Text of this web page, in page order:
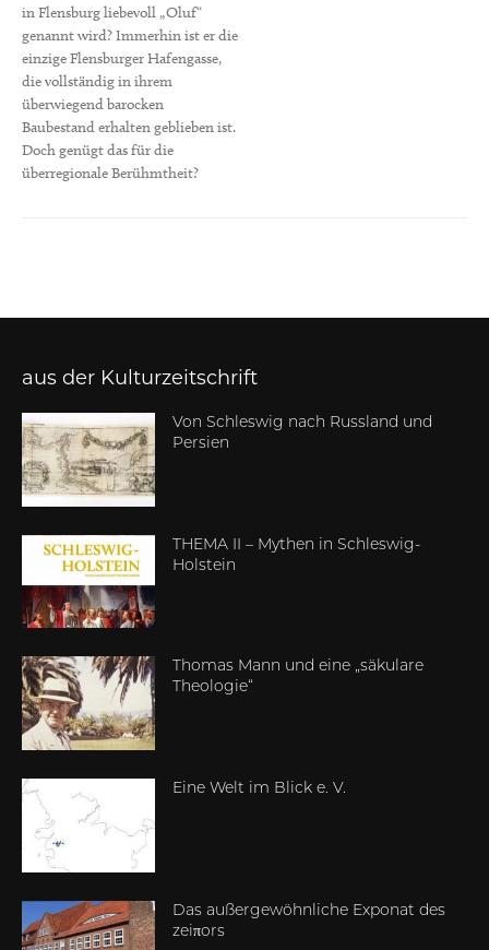
in Flensburg liebevoll „Oluf“
genannt wird? Immerhin ist er die
einzige Flensburger Hafengasse,
die vollständig in ihrem
überwiegend barocken
Baubestand erhalten geblieben ist.
Doch genügt das für die
überregionale Berühmtheit?
aus der Kulturzeitschrift
Von Schleswig nach Russland und
Persien
THEMA II – Mythen in Schleswig-
Holstein
Thomas Mann und eine „säkulare
Theologie“
Eine Welt im Blick e. V.
Das außergewöhnliche Exponat des
zeiπors